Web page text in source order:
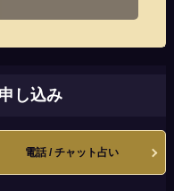
し込み
電話 / チャット占い